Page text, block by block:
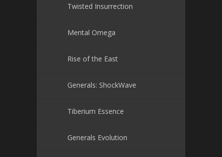
Twisted Insurrection
Mental Omega
Rise of the East
Generals: ShockWave
Tiberium Essence
Generals Evolution